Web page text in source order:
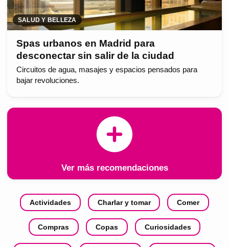
SALUD Y BELLEZA
Spas urbanos en Madrid para
desconectar sin salir de la ciudad
Circuitos de agua, masajes y espacios pensados para
bajar revoluciones.
Ver más recomendaciones
Actividades Charlar y tomar Comer
Compras Copas Curiosidades